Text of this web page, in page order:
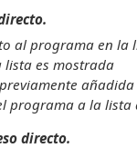
al programa en
listaes mostrada
programa a la
directo.